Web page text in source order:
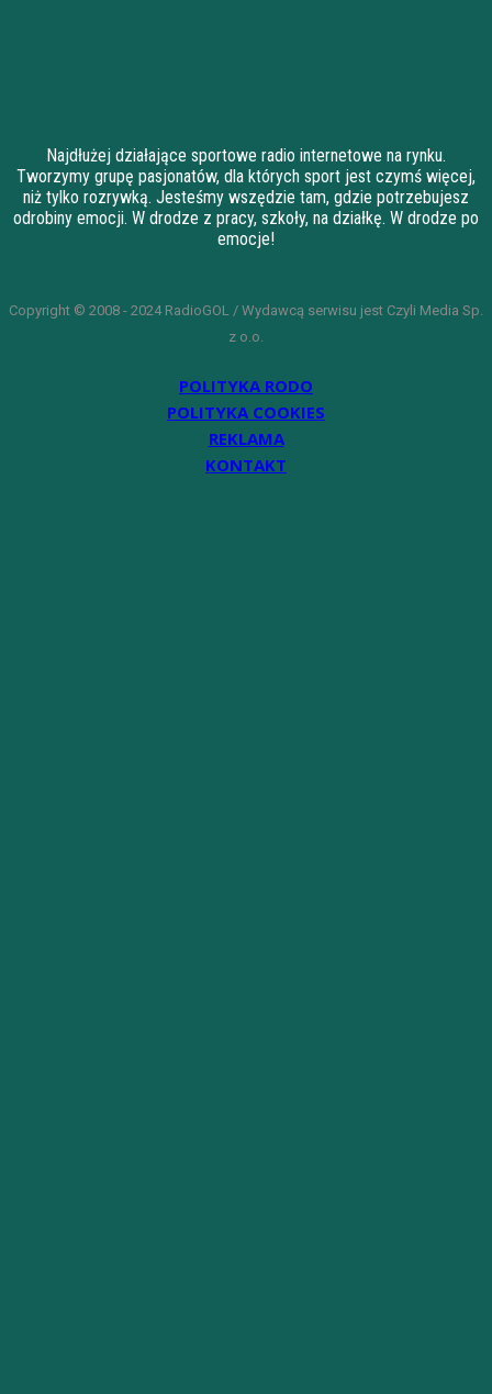
Najdłużej działające sportowe radio internetowe na rynku.
Tworzymy grupę pasjonatów, dla których sport jest czymś więcej,
niż tylko rozrywką. Jesteśmy wszędzie tam, gdzie potrzebujesz
odrobiny emocji. W drodze z pracy, szkoły, na działkę. W drodze po
emocje!
Copyright © 2008 - 2024 RadioGOL / Wydawcą serwisu jest Czyli Media Sp.
z o.o.
POLITYKA RODO
POLITYKA COOKIES
REKLAMA
KONTAKT